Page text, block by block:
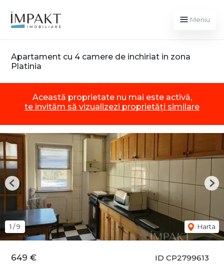
Meniu
Apartament cu 4 camere de inchiriat in zona
Platinia
Această proprietate nu mai este activă,
te invităm să vizualizezi proprietăți similare
ID CP2799613
649 €
1 /9 Harta
Previous